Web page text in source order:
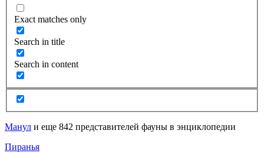
Exact matches only
Search in title
Search in content
Манул и еще 842 представителей фауны в энциклопедии
Пиранья